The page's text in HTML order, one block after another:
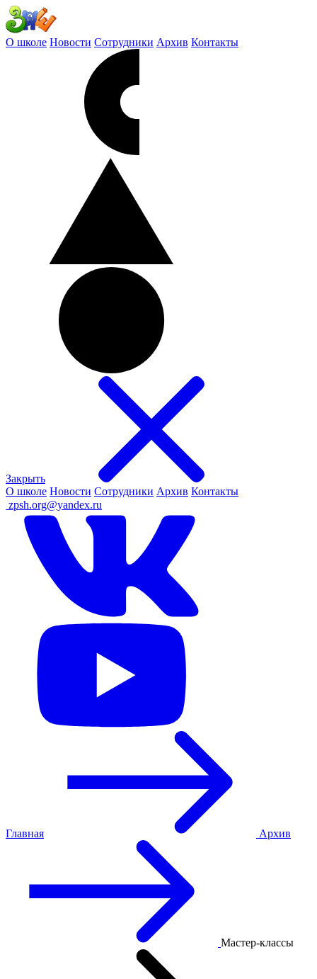
О школе Новости Сотрудники Архив Контакты
Закрыть
О школе Новости Сотрудники Архив Контакты
zpsh.org@yandex.ru
Главная Архив
Мастер-классы